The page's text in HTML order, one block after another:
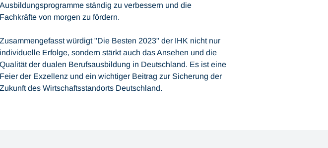
Ausbildungsprogramme ständig zu verbessern und die
Fachkräfte von morgen zu fördern.
Zusammengefasst würdigt "Die Besten 2023" der IHK nicht nur
individuelle Erfolge, sondern stärkt auch das Ansehen und die
Qualität der dualen Berufsausbildung in Deutschland. Es ist eine
Feier der Exzellenz und ein wichtiger Beitrag zur Sicherung der
Zukunft des Wirtschaftsstandorts Deutschland.